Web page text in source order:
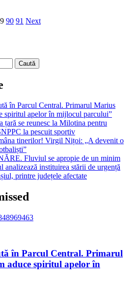
90 91 Next
în Parcul Central. Primarul Marius
spiritul apelor în mijlocul parcului”
țară se reunesc la Milotina pentru
la pescuit sportiv
tinerilor! Virgil Nițoi: „A devenit o
Fluviul se apropie de un minim
analizează instituirea stării de urgență
printre județele afectate
în Parcul Central. Primarul
aduce spiritul apelor în